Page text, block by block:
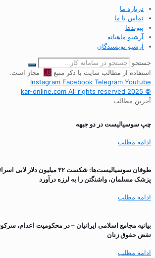
درباره ما
تماس با ما
پیوندها
آرشیو ماهیانه
آرشیو نویسندگان
جستجو
استفاده از مطالب سایت با ذکر منبعکار
مجاز است.
Instagram Facebook Telegram Youtube
© 2025 kar-online.com All rights reserved
آخرین مطالب
چپ سوسیالیست در دو جبهه
ادامه مطلب
طوفان سوسیالیست‌ها: شکست ۳۲ میلیون
پزشک مسلمان، واشنگتن را به لرزه درآورد
ادامه مطلب
بیانیه مجامع اسلامی ایرانیان – در محکومیت اعدام،
نقض حقوق زنان
ادامه مطلب